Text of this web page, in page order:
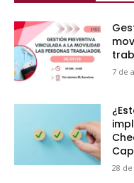
7 de
28